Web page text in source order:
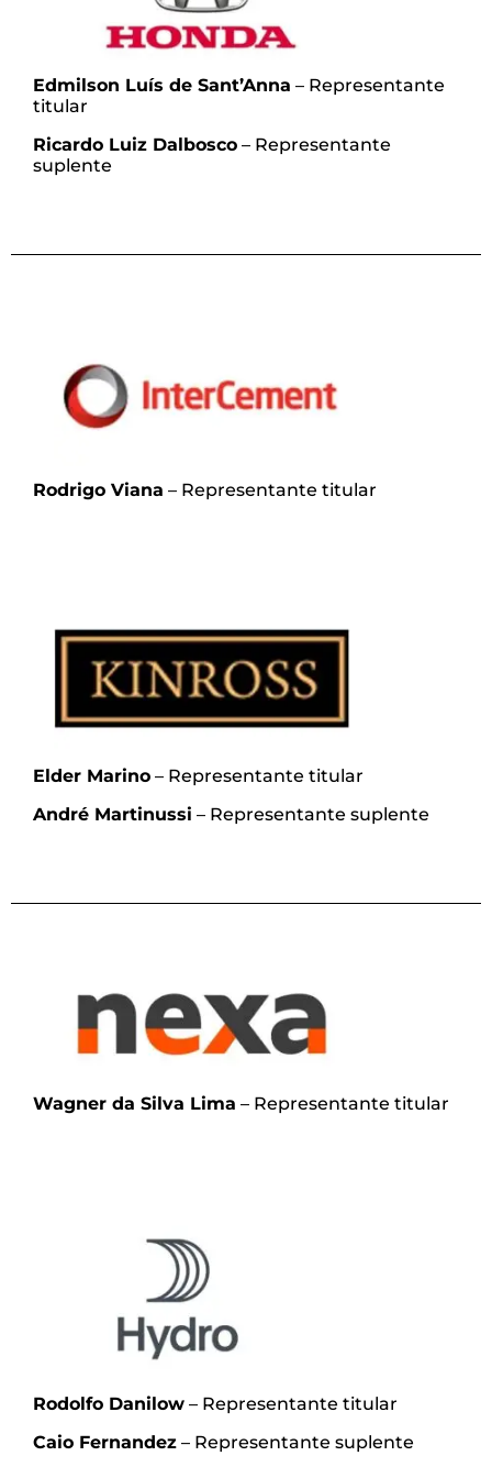
Edmilson Luís de Sant’Anna – Representante
titular
Ricardo Luiz Dalbosco – Representante
suplente
Rodrigo Viana – Representante titular
Elder Marino – Representante titular
André Martinussi – Representante suplente
Wagner da Silva Lima – Representante titular
Rodolfo Danilow – Representante titular
Caio Fernandez – Representante suplente